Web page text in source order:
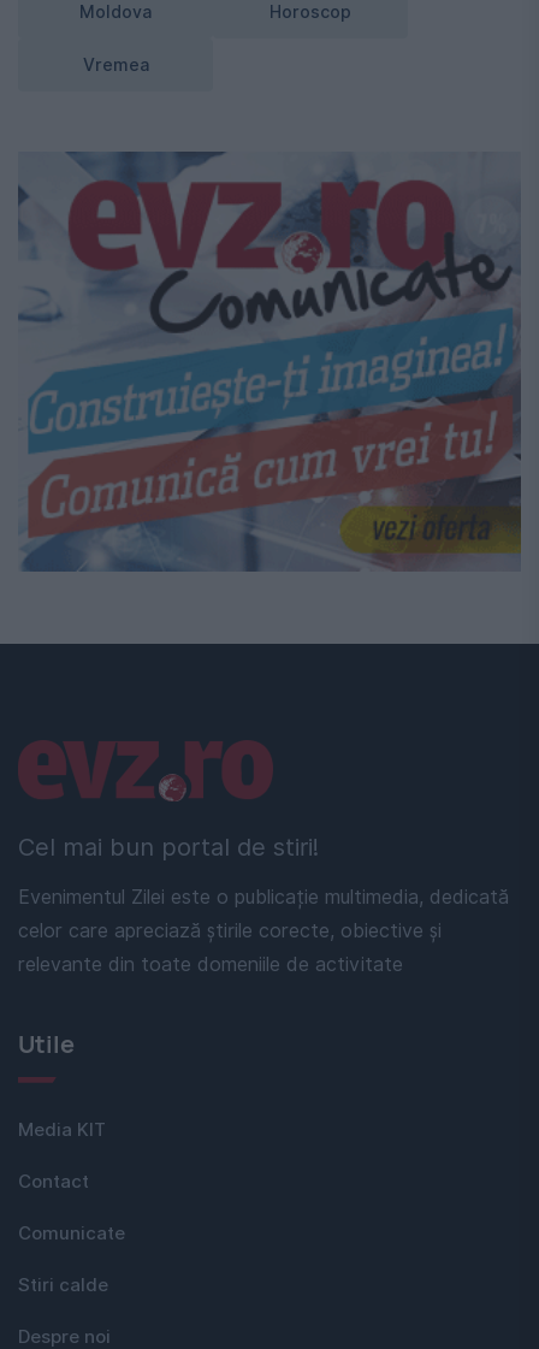
Moldova Horoscop
Vremea
Cel mai bun portal de stiri!
Evenimentul Zilei este o publicație multimedia, dedicată
celor care apreciază știrile corecte, obiective și
relevante din toate domeniile de activitate
Linkuri utile
Utile
Media KIT
Contact
Comunicate
Stiri calde
Despre noi